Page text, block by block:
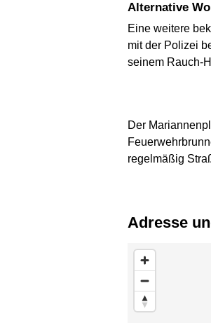
Alternative
Eine weitere
mit der Polizei
seinem Rauch-
Der
regelmäßig
Adresse
Karte